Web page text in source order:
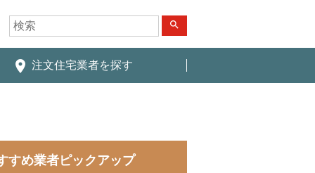
search
place 注文住宅業者を探す
すめ業者ピックアップ